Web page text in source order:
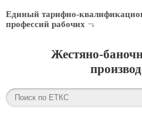
Единый тарифно-
профессий рабочих
Жестяно-